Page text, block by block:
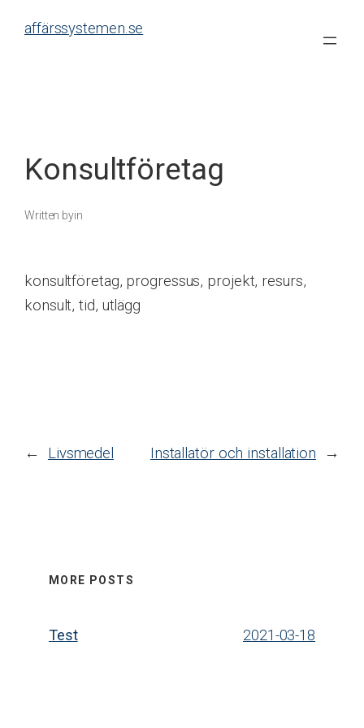
affärssystemen.se
Konsultföretag
Written byin
konsultföretag, progressus, projekt, resurs,
konsult, tid, utlägg
← Livsmedel Installatör och installation →
MORE POSTS
Test 2021-03-18